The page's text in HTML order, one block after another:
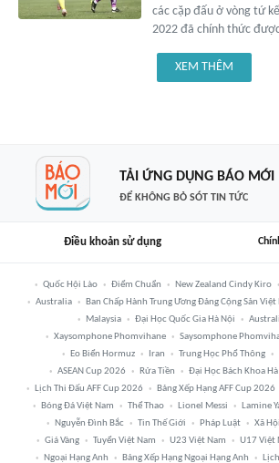
các cặp đấu ở vòng tứ
2022 đã chính thức
XEM THÊM
TẢI ỨNG DỤNG BÁO MỚI
ĐỂ KHÔNG BỎ SÓT TIN TỨC
Điều khoản sử dụng
Quốc Hội Lào Điểm Chuẩn New Zealand Cindy Kiro
Australia
Ban Chấp Hành Trung Ương Đảng Cộng Sản Việt
Malaysia
Đại Học Quốc Gia Hà Nội
Xaysomphone Phomvihane
Saysomphone
Eo Biển Hormuz
Iran Trung Học Phổ Thông
ASEAN Cup 2026
Rửa Tiền Đại Học Bách Khoa
Lịch Thi Đấu AFF Cup 2026
Bảng Xếp Hạng AFF Cup 2026
Bóng Đá Việt Nam
Thể Thao Lionel Messi Lamine
Nguyễn Đình Bắc
Tin Thế Giới Pháp Luật Xã Hội
Giá Vàng
Tuyển Việt Nam U23 Việt Nam U17 Việt
Ngoại Hạng Anh
Bảng Xếp Hạng Ngoại Hạng Anh